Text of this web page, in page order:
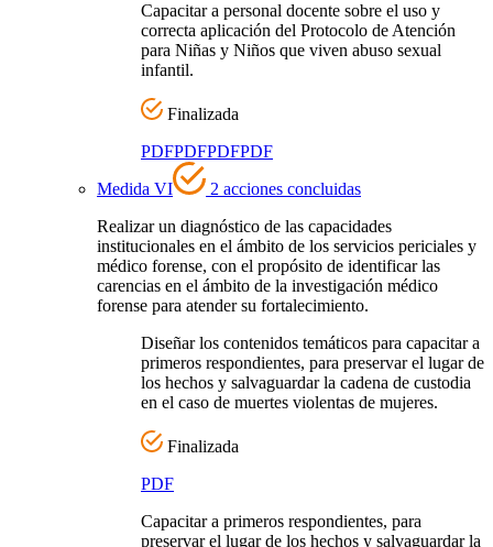
Capacitar a personal docente sobre el uso y
correcta aplicación del Protocolo de Atención
para Niñas y Niños que viven abuso sexual
infantil.
Finalizada
PDFPDFPDFPDF
Medida VI
2 acciones concluidas
Realizar un diagnóstico de las capacidades
institucionales en el ámbito de los servicios periciales y
médico forense, con el propósito de identificar las
carencias en el ámbito de la investigación médico
forense para atender su fortalecimiento.
Diseñar los contenidos temáticos para capacitar a
primeros respondientes, para preservar el lugar de
los hechos y salvaguardar la cadena de custodia
en el caso de muertes violentas de mujeres.
Finalizada
PDF
Capacitar a primeros respondientes, para
preservar el lugar de los hechos y salvaguardar la